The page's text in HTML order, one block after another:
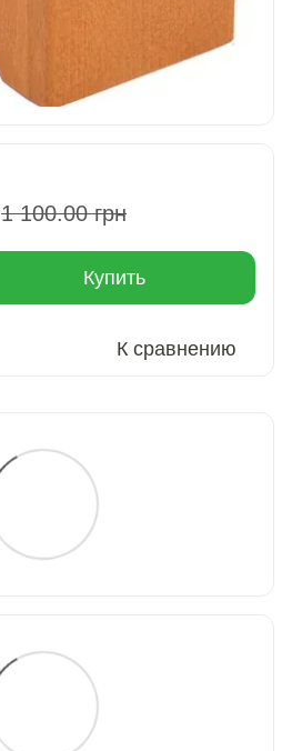
1 100.00 грн
Купить
К сравнению